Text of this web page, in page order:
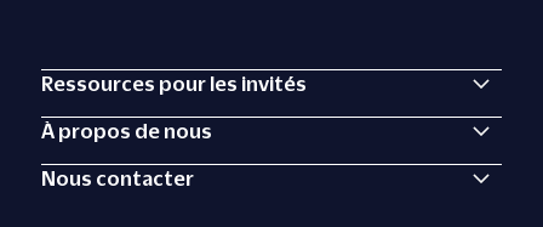
Ressources pour les invités
À propos de nous
Nous contacter